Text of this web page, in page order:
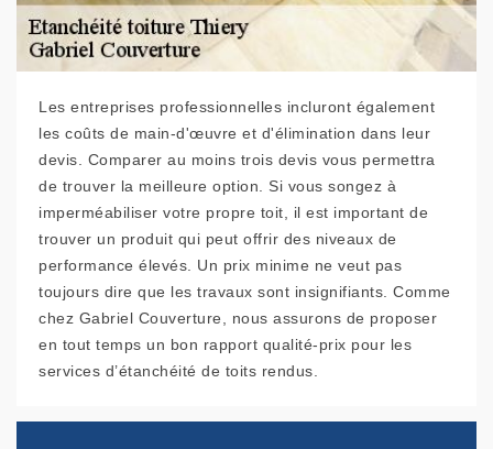
Les entreprises professionnelles incluront également
les coûts de main-d'œuvre et d'élimination dans leur
devis. Comparer au moins trois devis vous permettra
de trouver la meilleure option. Si vous songez à
imperméabiliser votre propre toit, il est important de
trouver un produit qui peut offrir des niveaux de
performance élevés. Un prix minime ne veut pas
toujours dire que les travaux sont insignifiants. Comme
chez Gabriel Couverture, nous assurons de proposer
en tout temps un bon rapport qualité-prix pour les
services d’étanchéité de toits rendus.